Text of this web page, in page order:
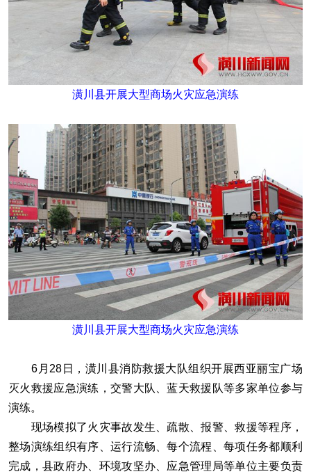
潢川县开展大型商场火灾应急演练
潢川县开展大型商场火灾应急演练
6月28日，潢川县消防救援大队组织开展西亚丽宝广场
灭火救援应急演练，交警大队、蓝天救援队等多家单位参与
演练。
现场模拟了火灾事故发生、疏散、报警、救援等程序，
整场演练组织有序、运行流畅、每个流程、每项任务都顺利
完成，县政府办、环境攻坚办、应急管理局等单位主要负责